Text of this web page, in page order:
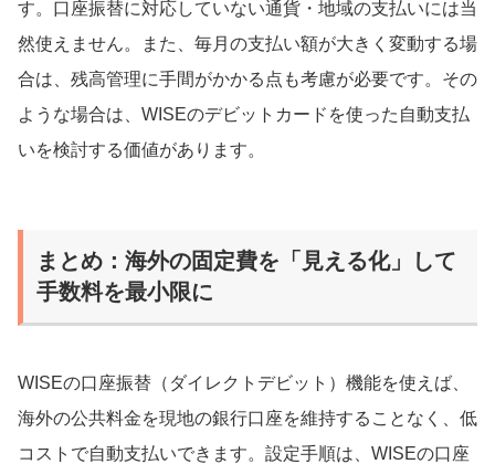
す。口座振替に対応していない通貨・地域の支払いには当
然使えません。また、毎月の支払い額が大きく変動する場
合は、残高管理に手間がかかる点も考慮が必要です。その
ような場合は、WISEのデビットカードを使った自動支払
いを検討する価値があります。
まとめ：海外の固定費を「見える化」して
手数料を最小限に
WISEの口座振替（ダイレクトデビット）機能を使えば、
海外の公共料金を現地の銀行口座を維持することなく、低
コストで自動支払いできます。設定手順は、WISEの口座